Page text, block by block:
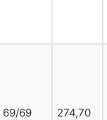
69/69
274,70